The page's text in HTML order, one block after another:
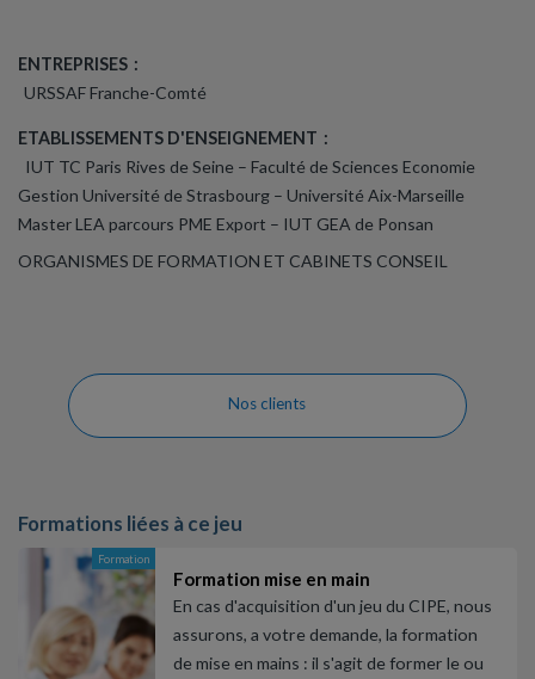
ENTREPRISES :
URSSAF Franche-Comté
ETABLISSEMENTS D'ENSEIGNEMENT :
IUT TC Paris Rives de Seine – Faculté de Sciences Economie
Gestion Université de Strasbourg – Université Aix-Marseille
Master LEA parcours PME Export – IUT GEA de Ponsan
ORGANISMES DE FORMATION ET CABINETS CONSEIL
Nos clients
Formations liées à ce jeu
Formation
Formation mise en main
En cas d'acquisition d'un jeu du CIPE, nous
assurons, a votre demande, la formation
de mise en mains : il s'agit de former le ou